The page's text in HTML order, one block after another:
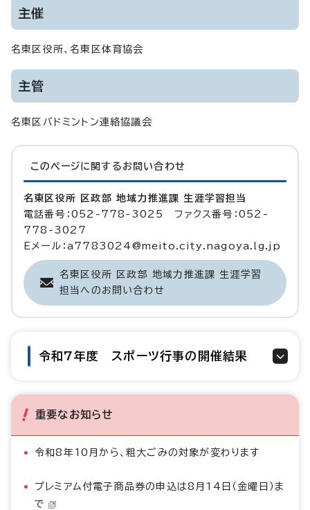
主催
名東区役所、名東区体育協会
主管
名東区バドミントン連絡協議会
このページに関する お問い合わせ
名東区役所 区政部 地域力推進課 生涯学習担当
電話番号：052-778-3025 ファクス番号：052-
778-3027
Eメール：a7783024@meito.city.nagoya.lg.jp
名東区役所 区政部 地域力推進課 生涯学習
担当へのお問い合わせ
令和7年度 スポーツ行事の開催結果
重要なお知らせ
令和8年10月から、粗大ごみの対象が変わります
プレミアム付電子商品券の申込は8月14日（金曜日）ま
で